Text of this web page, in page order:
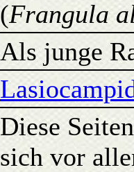
(Frangula
Als junge
Diese
sich vor